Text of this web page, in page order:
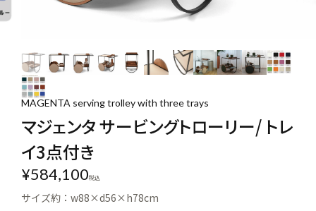
MAGENTA serving trolley with three trays
マジェンタ サービングトローリー/ トレ
イ3点付き
¥584,100税込
サイズ約：w88×d56×h78cm